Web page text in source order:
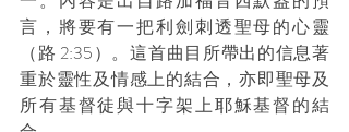
言，將要有一把利劍刺透聖母的心靈
（路 2:35）。這首曲目所帶出的信息著
重於靈性及情感上的結合，亦即聖母及
所有基督徒與十字架上耶穌基督的結